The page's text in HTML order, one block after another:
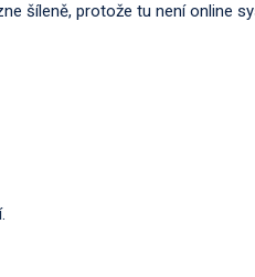
šíleně, protože tu není online